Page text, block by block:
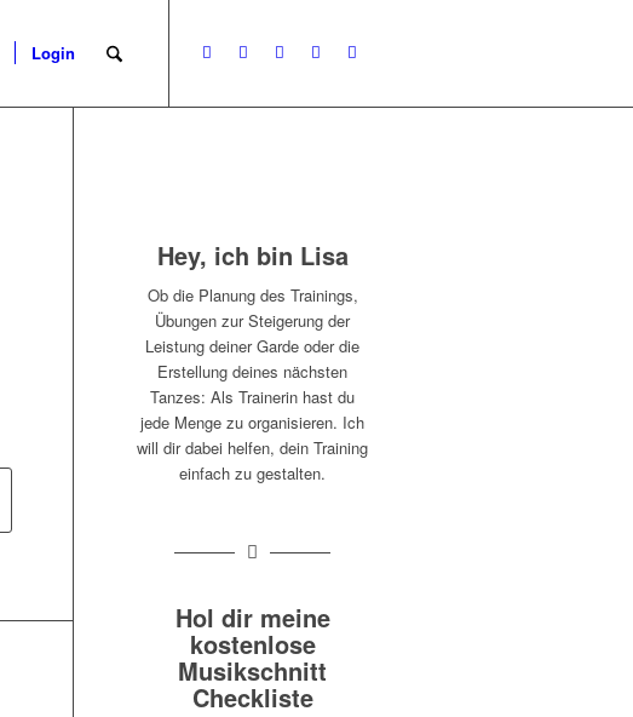
Login
Hey, ich bin Lisa
Ob die Planung des Trainings,
Übungen zur Steigerung der
Leistung deiner Garde oder die
Erstellung deines nächsten
Tanzes: Als Trainerin hast du
jede Menge zu organisieren. Ich
will dir dabei helfen, dein Training
einfach zu gestalten.
Hol dir meine
kostenlose
Musikschnitt
Checkliste